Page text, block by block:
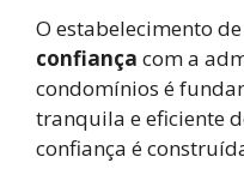
O estabelecimento
confiança com a
condomínios é
tranquila e eficiente
confiança é